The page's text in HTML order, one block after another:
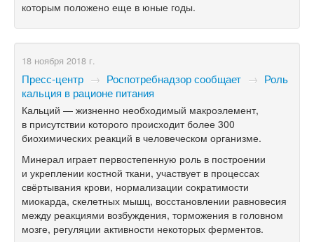
которым положено еще в юные годы.
18 ноября 2018 г.
Пресс-центр → Роспотребнадзор сообщает → Роль
кальция в рационе питания
Кальций — жизненно необходимый макроэлемент,
в присутствии которого происходит более 300
биохимических реакций в человеческом организме.
Минерал играет первостепенную роль в построении
и укреплении костной ткани, участвует в процессах
свёртывания крови, нормализации сократимости
миокарда, скелетных мышц, восстановлении равновесия
между реакциями возбуждения, торможения в головном
мозге, регуляции активности некоторых ферментов.